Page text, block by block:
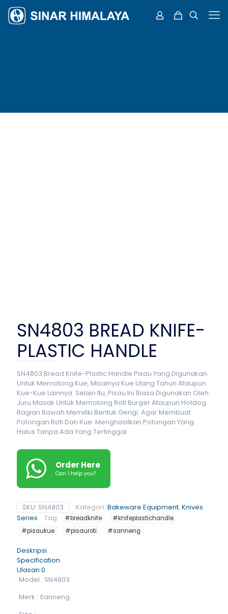
SN4803 BREAD KNIFE-
PLASTIC HANDLE
SN4803 Bread Knife-Plastic Handle Pisau Yang Digunakan
Untuk Memotong Kue, Misalnya Kue Ulang Tahun Ataupun
Kue-Kue Lainnya. Selain Itu, Pisau Ini Biasa Digunakan Oleh
Juru Masak Untuk Memotong Roti Burger Ataupun Hotdog.
Bagian Bawah Memiliki Bentuk Gerigi Agar Membuat
Potongan Roti Dan Kue Menghasilkan Potongan Yang
Halus Tanpa Ada Yang Tertinggal
Order Here
Can I help you?
SKU: SN4803 Kategori: Bakeware Equipment, Knives
Series
Tag: #breadknife
#knifeplastichandle
#pisaukue
#pisauroti #sanneng
Deskripsi
Specification
Ulasan 0
Model : SN4803
Merk : Sanneng